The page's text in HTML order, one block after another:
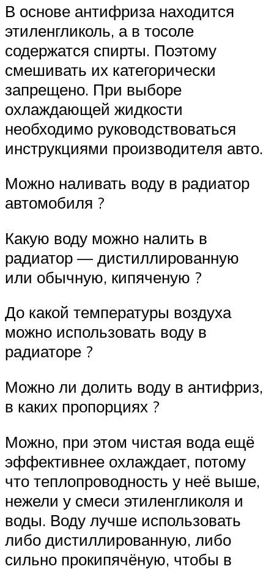
В основе антифриза находится
этиленгликоль, а в тосоле
содержатся спирты. Поэтому
смешивать их категорически
запрещено. При выборе
охлаждающей жидкости
необходимо руководствоваться
инструкциями производителя авто.
Можно наливать воду в радиатор
автомобиля ?
Какую воду можно налить в
радиатор — дистиллированную
или обычную, кипяченую ?
До какой температуры воздуха
можно использовать воду в
радиаторе ?
Можно ли долить воду в антифриз,
в каких пропорциях ?
Можно, при этом чистая вода ещё
эффективнее охлаждает, потому
что теплопроводность у неё выше,
нежели у смеси этиленгликоля и
воды. Воду лучше использовать
либо дистиллированную, либо
сильно прокипячёную, чтобы в